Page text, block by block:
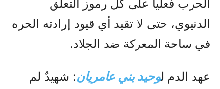
الحرب فعلياً على كل رموز التعلق
الدنيوي، حتى لا تقيد أي قيود إرادته الحرة
في ساحة المعركة ضد الجلاد.
عهد الدم لوحيد بني عامريان: شهيدٌ لم